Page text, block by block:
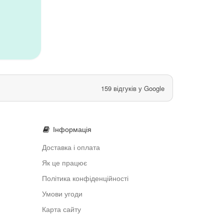
159 відгуків у Google
Інформація
Доставка і оплата
Як це працює
Політика конфіденційності
Умови угоди
Карта сайту